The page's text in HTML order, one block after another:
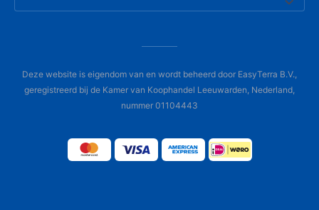
Deze website is eigendom van en wordt beheerd door EasyTerra B.V.,
geregistreerd bij de Kamer van Koophandel Leeuwarden, Nederland,
nummer 01104443